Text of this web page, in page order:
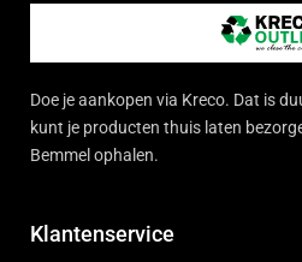
Doe je aankopen via Kreco. Dat is
kunt je producten thuis laten
Bemmel ophalen.
Klantenservice